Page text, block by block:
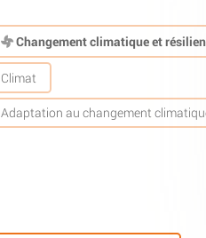
Changement climatique et
Climat
Adaptation au changement